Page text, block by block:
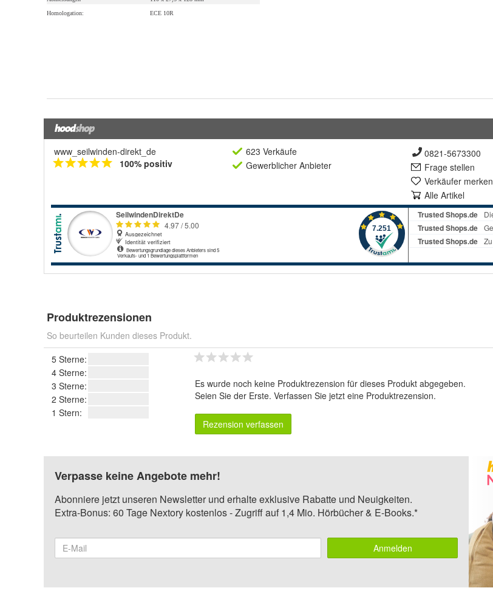
www_seilwinden-direkt_de
100% positiv
623 Verkäufe
Gewerblicher Anbieter
0821-5673300
Frage stellen
Verkäufer merken
Alle Artikel
Produktrezensionen
So beurteilen Kunden dieses Produkt.
5 Sterne:
4 Sterne:
3 Sterne:
2 Sterne:
1 Stern:
Es wurde noch keine Produktrezension für dieses Produkt abgegeben.
Seien Sie der Erste. Verfassen Sie jetzt eine Produktrezension.
Rezension verfassen
Verpasse keine Angebote mehr!
Abonniere jetzt unseren Newsletter und erhalte exklusive Rabatte und Neuigkeiten.
Extra-Bonus: 60 Tage Nextory kostenlos - Zugriff auf 1,4 Mio. Hörbücher & E-Books.*
Anmelden